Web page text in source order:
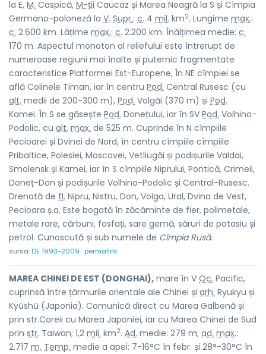
la E, M. Caspică, M-ții Caucaz și Marea Neagră la S și Cîmpia
Germano-poloneză la V. Supr.: c. 4 mil. km2. Lungime max.:
c. 2.600 km. Lățime max.: c. 2.200 km. Înălțimea medie: c.
170 m. Aspectul monoton al reliefului este întrerupt de
numeroase regiuni mai înalte și puternic fragmentate
caracteristice Platformei Est-Europene, În NE cîmpiei se
află Colinele Timan, iar în centru Pod. Central Rusesc (cu
alt. medii de 200-300 m), Pod. Volgăi (370 m) și Pod.
Kamei. În S se găsește Pod. Donețului, iar în SV Pod. Volhino-
Podolic, cu alt. max. de 525 m. Cuprinde în N cîmpiile
Pecioarei și Dvinei de Nord, în centru cîmpiile cîmpiile
Pribaltice, Polesiei, Moscovei, Vetliugăi și podișurile Valdai,
Smolensk și Kamei, iar în S cîmpiile Niprului, Pontică, Crimeii,
Doneț-Don și podișurile Volhino-Podolic și Central-Rusesc.
Drenată de fl. Nipru, Nistru, Don, Volga, Ural, Dvina de Vest,
Pecioara ș.a. Este bogată în zăcăminte de fier, polimetale,
metale rare, cărbuni, fosfați, sare gemă, săruri de potasiu și
petrol. Cunoscută și sub numele de Cîmpia Rusă.
sursa:DE 1993-2009 permalink
MAREA CHINEI DE EST (DONGHAI), mare în V Oc. Pacific,
cuprinsă între țărmurile orientale ale Chinei și arh. Ryukyu și
Kyūshū (Japonia). Comunică direct cu Marea Galbenă și
prin str.Coreii cu Marea Japoniei, iar cu Marea Chinei de Sud
prin str. Taiwan; 1,2 mil. km2. Ad. medie: 279 m; ad. max.:
2.717 m. Temp. medie a apei: 7-16°C în febr. și 28°-30°C în